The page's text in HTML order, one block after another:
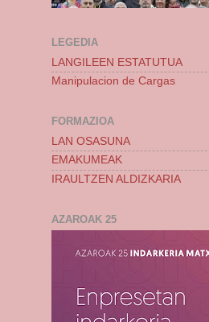
LEGEDIA
LANGILEEN ESTATUTUA
Manipulacion de Cargas
FORMAZIOA
LAN OSASUNA
EMAKUMEAK
IRAULTZEN ALDIZKARIA
AZAROAK 25